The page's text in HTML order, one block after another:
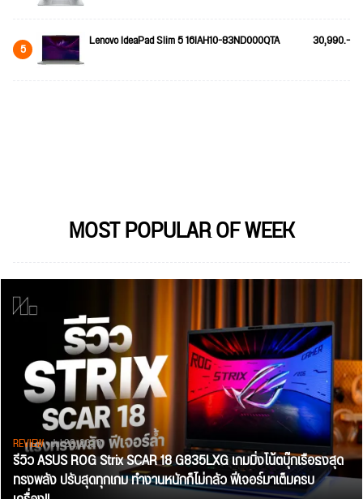
5 Lenovo IdeaPad Slim 5 16IAH10-83ND000QTA 30,990.-
MOST POPULAR OF WEEK
REVIEW• Jul 28, 2026
รีวิว ASUS ROG Strix SCAR 18 G835LXG เกมมิ่งโน้ตบุ๊กเรือธงสุด
ทรงพลัง ปรับสุดทุกเกม ทำงานหนักก็ไม่กลัว ฟีเจอร์มาเต็มครบ